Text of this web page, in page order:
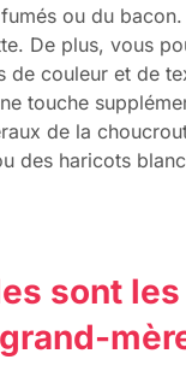
ou du
De plus, vous
couleur et de
touche
de la
des haricots
sont